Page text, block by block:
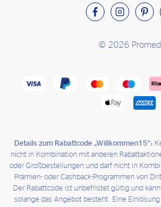
© 2026
Details zum Rabattcode „Willkommen15“:
nicht in Kombination mit anderen
oder Großbestellungen und darf nicht in
Prämien- oder Cashback-Programmen von
Der Rabattcode ist unbefristet gültig und
solange das Angebot besteht. Eine